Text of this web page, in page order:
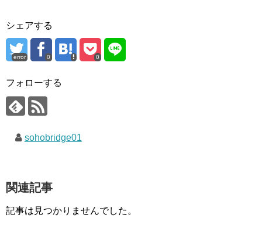
シェアする
error 0 0
フォローする
sohobridge01
関連記事
記事は見つかりませんでした。